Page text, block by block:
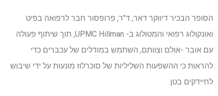
הסופר הבכיר דיווקר דאר, ד"ר, פרופסור חבר לרפואה בפיט
ואונקולוג רפואי והמטולוג ב- UPMC Hillman, תוך שיתוף פעולה
עם אובר -אולם וצוותם, השתמש במודלים של עכברים כדי
להראות כי ההשפעות השליליות של סוכרלוז מונעות על ידי שיבוש
לחיידקים בטן.